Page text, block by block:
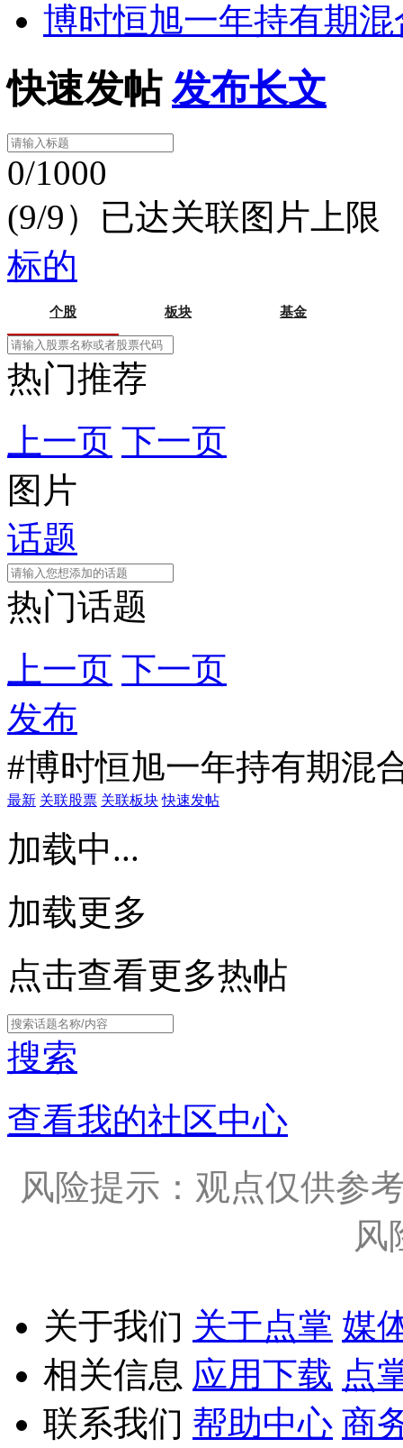
博时恒旭一年持有期混
快速发帖 发布长文
0/1000
(9/9）已达关联图片上限
标的
个股 板块 基金
热门推荐
上一页 下一页
图片
话题
热门话题
上一页 下一页
发布
#博时恒旭一年持有期混
最新 关联股票 关联板块 快速发帖
加载中...
加载更多
点击查看更多热帖
搜索
查看我的社区中心
风险提示：观点仅供参
风
关于我们 关于点掌 媒
相关信息 应用下载 点
联系我们 帮助中心 商